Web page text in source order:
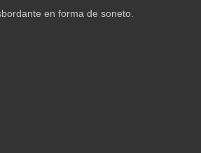
en forma de soneto.